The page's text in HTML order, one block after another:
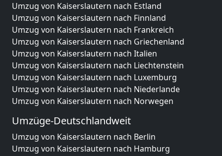
Umzug von Kaiserslautern nach Estland
Umzug von Kaiserslautern nach Finnland
Umzug von Kaiserslautern nach Frankreich
Umzug von Kaiserslautern nach Griechenland
Umzug von Kaiserslautern nach Italien
Umzug von Kaiserslautern nach Liechtenstein
Umzug von Kaiserslautern nach Luxemburg
Umzug von Kaiserslautern nach Niederlande
Umzug von Kaiserslautern nach Norwegen
Umzüge-Deutschlandweit
Umzug von Kaiserslautern nach Berlin
Umzug von Kaiserslautern nach Hamburg